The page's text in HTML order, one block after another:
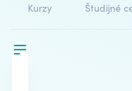
Kurzy Študijné